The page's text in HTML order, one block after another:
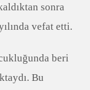
sonra
vefat etti.
beri
Bu